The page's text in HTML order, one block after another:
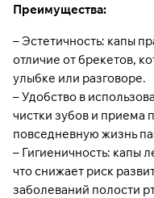
Преимущества:
– Эстетичность: капы
отличие от брекетов,
улыбке или разговоре.
– Удобство в
чистки зубов и приема
повседневную жизнь
– Гигиеничность: капы
что снижает риск
заболеваний полости